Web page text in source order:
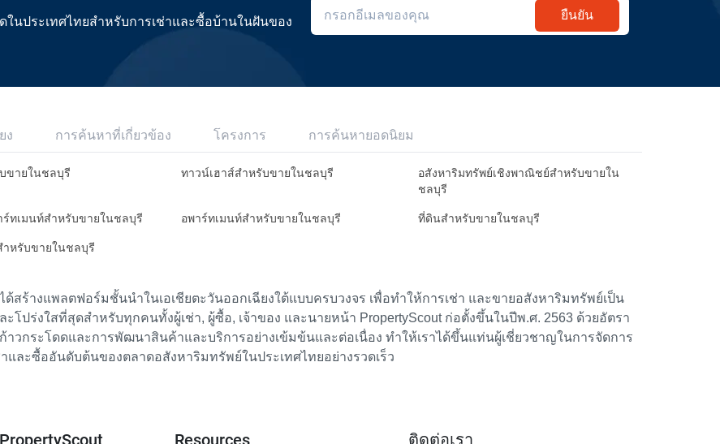
นประเทศไทยสำหรับการเช่าและซื้อบ้านในฝันของ
ยืนยัน
ง การค้นหาที่เกี่ยวข้อง โครงการ การค้นหายอดนิยม
ขายในชลบุรี ทาวน์เฮาส์สำหรับขายในชลบุรี
อสังหาริมทรัพย์เชิงพาณิชย์สำหรับขายใน
ชลบุรี
ร์ทเมนท์สำหรับขายในชลบุรี อพาร์ทเมนท์สำหรับขายในชลบุรี ที่ดินสำหรับขายในชลบุรี
ำหรับขายในชลบุรี
ด้สร้างแพลตฟอร์มชั้นนำในเอเชียตะวันออกเฉียงใต้แบบครบวงจร เพื่อทำให้การเช่า และขายอสังหาริมทรัพย์เป็น
ละโปร่งใสที่สุดสำหรับทุกคนทั้งผู้เช่า, ผู้ซื้อ, เจ้าของ และนายหน้า PropertyScout ก่อตั้งขึ้นในปีพ.ศ. 2563 ด้วยอัตรา
าวกระโดดและการพัฒนาสินค้าและบริการอย่างเข้มข้นและต่อเนื่อง ทำให้เราได้ขึ้นแท่นผู้เชี่ยวชาญในการจัดการ
และซื้ออันดับต้นของตลาดอสังหาริมทรัพย์ในประเทศไทยอย่างรวดเร็ว
Resources ติดต่อเรา